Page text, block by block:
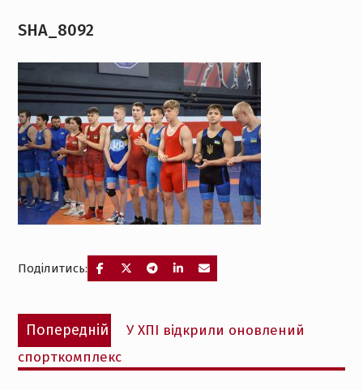
SHA_8092
Поділитись:
Навігація
записів
Попередній
Попередній
запис:
У ХПІ відкрили оновлений
спорткомплекс